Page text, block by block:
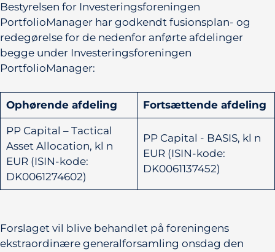
Bestyrelsen for Investeringsforeningen
PortfolioManager har godkendt fusionsplan- og
redegørelse for de nedenfor anførte afdelinger
begge under Investeringsforeningen
PortfolioManager:
Ophørende afdeling Fortsættende afdeling
PP Capital – Tactical
Asset Allocation, kl n
EUR (ISIN-kode:
DK0061274602)
PP Capital - BASIS, kl n
EUR (ISIN-kode:
DK0061137452)
Forslaget vil blive behandlet på foreningens
ekstraordinære generalforsamling onsdag den